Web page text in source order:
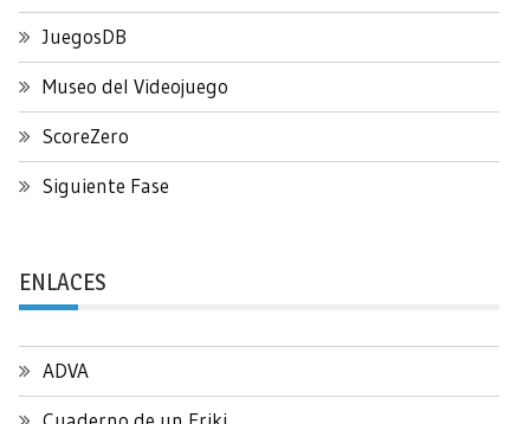
JuegosDB
Museo del Videojuego
ScoreZero
Siguiente Fase
ENLACES
ADVA